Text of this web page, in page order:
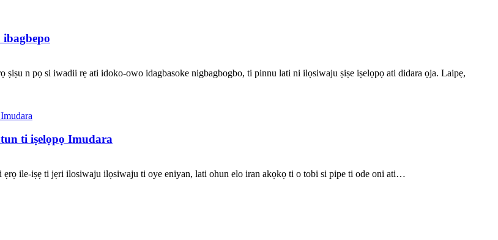
ṣiṣu n pọ si iwadii rẹ ati idoko-owo idagbasoke nigbagbogbo, ti pinnu lati ni ilọsiwaju ṣiṣe iṣelọpọ ati didara ọja. Laipẹ,
ti iṣelọpọ Imudara
ẹrọ ile-iṣẹ ti jẹri ilosiwaju ilọsiwaju ti oye eniyan, lati ohun elo iran akọkọ ti o tobi si pipe ti ode oni ati…